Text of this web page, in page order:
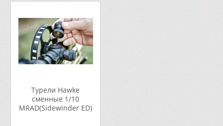
Турели Hawke
сменные 1/10
МRAD(Sidewinder ED)